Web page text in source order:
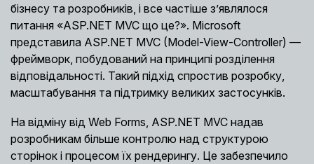
бізнесу та розробників, і все частіше з’являлося
питання «ASP.NET MVC що це?». Microsoft
представила ASP.NET MVC (Model-View-Controller) —
фреймворк, побудований на принципі розділення
відповідальності. Такий підхід спростив розробку,
масштабування та підтримку великих застосунків.
На відміну від Web Forms, ASP.NET MVC надав
розробникам більше контролю над структурою
сторінок і процесом їх рендерингу. Це забезпечило